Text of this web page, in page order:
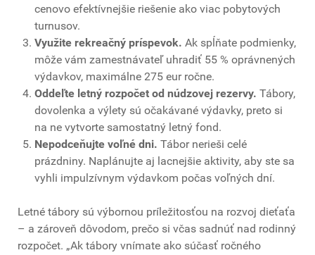
cenovo efektívnejšie riešenie ako viac pobytových
turnusov.
Využite rekreačný príspevok. Ak spĺňate podmienky,
môže vám zamestnávateľ uhradiť 55 % oprávnených
výdavkov, maximálne 275 eur ročne.
Oddeľte letný rozpočet od núdzovej rezervy. Tábory,
dovolenka a výlety sú očakávané výdavky, preto si
na ne vytvorte samostatný letný fond.
Nepodceňujte voľné dni. Tábor nerieši celé
prázdniny. Naplánujte aj lacnejšie aktivity, aby ste sa
vyhli impulzívnym výdavkom počas voľných dní.
Letné tábory sú výbornou príležitosťou na rozvoj dieťaťa
– a zároveň dôvodom, prečo si včas sadnúť nad rodinný
rozpočet. „Ak tábory vnímate ako súčasť ročného